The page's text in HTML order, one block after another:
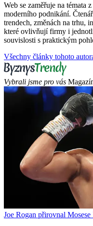
Web se zaměřuje na témata
moderního podnikání.
trendech, změnách na trhu,
které ovlivňují firmy i
souvislosti s praktickým
Všechny články tohoto
Vybrali jsme pro vás
Joe Rogan přirovnal